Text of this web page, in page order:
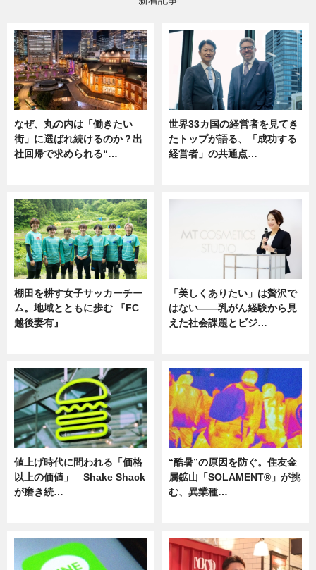
なぜ、丸の内は「働きたい
街」に選ばれ続けるのか？出
社回帰で求められる“…
世界33カ国の経営者を見てき
たトップが語る、「成功する
経営者」の共通点…
棚田を耕す女子サッカーチー
ム。地域とともに歩む 『FC
越後妻有』
「美しくありたい」は贅沢で
はない――乳がん経験から見
えた社会課題とビジ…
値上げ時代に問われる「価格
以上の価値」 Shake Shack
が磨き続…
“酷暑”の原因を防ぐ。住友金
属鉱山「SOLAMENT®」が挑
む、異業種…